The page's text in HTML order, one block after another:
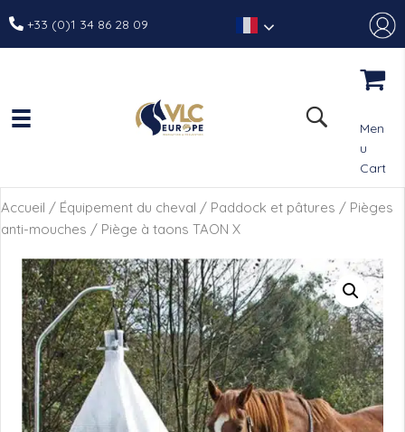
+33 (0)1 34 86 28 09
Men
u
Cart
Accueil / Équipement du cheval / Paddock et pâtures / Pièges
anti-mouches / Piège à taons TAON X